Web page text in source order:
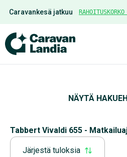
Caravankesä jatkuu
NÄYTÄ
Tabbert Vivaldi 655 -
Järjestä tuloksia